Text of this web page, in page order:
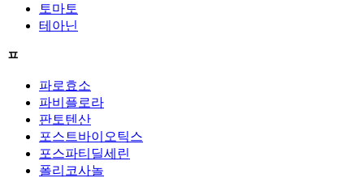
토마토
테아닌
ㅍ
파로효소
파비플로라
판토텐산
포스트바이오틱스
포스파티딜세린
폴리코사놀